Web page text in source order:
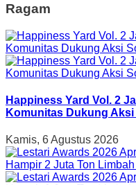
Ragam
Happiness Yard Vol. 2
Komunitas Dukung
Kamis, 6 Agustus 2026